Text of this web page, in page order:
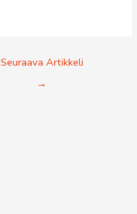
Seuraava Artikkeli
→